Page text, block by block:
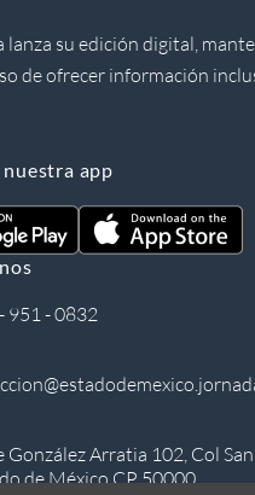
lanza su edición digital,
de ofrecer información
nuestra app
951 - 0832
González Arratia 102, Col
de México CP 50000